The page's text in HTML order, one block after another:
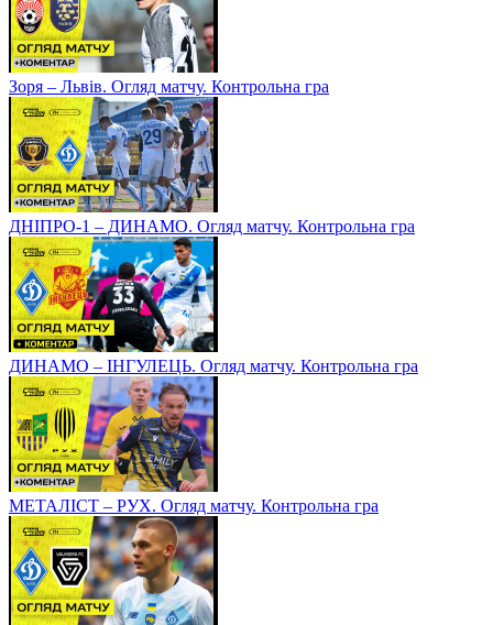
Зоря – Львів. Огляд матчу. Контрольна гра
ДНІПРО-1 – ДИНАМО. Огляд матчу. Контрольна гра
ДИНАМО – ІНГУЛЕЦЬ. Огляд матчу. Контрольна гра
МЕТАЛІСТ – РУХ. Огляд матчу. Контрольна гра